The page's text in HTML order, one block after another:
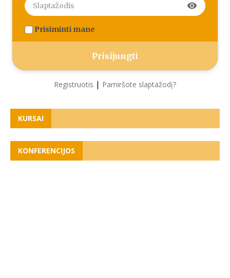
visibility
Prisiminti mane
Registruotis | Pamiršote slaptažodį?
KURSAI
KONFERENCIJOS